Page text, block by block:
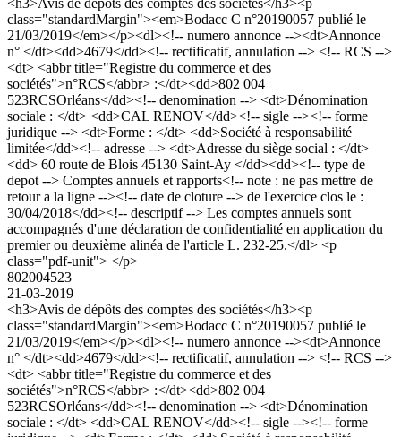
class="standardMargin"><em>Bodacc C n°20190057 publié le
21/03/2019</em></p><dl><!-- numero annonce --><dt>Annonce
n° </dt><dd>4679</dd><!-- rectificatif, annulation --> <!-- RCS -->
<dt> <abbr title="Registre du commerce et des
sociétés">n°RCS</abbr> :</dt><dd>802 004
523RCSOrléans</dd><!-- denomination --> <dt>Dénomination
sociale : </dt> <dd>CAL RENOV</dd><!-- sigle --><!-- forme
juridique --> <dt>Forme : </dt> <dd>Société à responsabilité
limitée</dd><!-- adresse --> <dt>Adresse du siège social : </dt>
<dd> 60 route de Blois 45130 Saint-Ay </dd><dd><!-- type de
depot --> Comptes annuels et rapports<!-- note : ne pas mettre de
retour a la ligne --><!-- date de cloture --> de l'exercice clos le :
30/04/2018</dd><!-- descriptif --> Les comptes annuels sont
accompagnés d'une déclaration de confidentialité en application du
premier ou deuxième alinéa de l'article L. 232-25.</dl> <p
class="pdf-unit"> </p>
802004523
21-03-2019
<h3>Avis de dépôts des comptes des sociétés</h3><p
class="standardMargin"><em>Bodacc C n°20190057 publié le
21/03/2019</em></p><dl><!-- numero annonce --><dt>Annonce
n° </dt><dd>4679</dd><!-- rectificatif, annulation --> <!-- RCS -->
<dt> <abbr title="Registre du commerce et des
sociétés">n°RCS</abbr> :</dt><dd>802 004
523RCSOrléans</dd><!-- denomination --> <dt>Dénomination
sociale : </dt> <dd>CAL RENOV</dd><!-- sigle --><!-- forme